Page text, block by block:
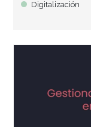
Digitalización